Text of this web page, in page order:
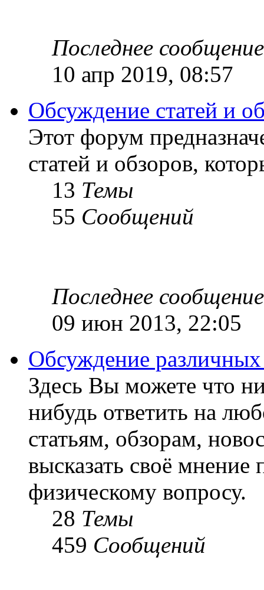
Последнее сообщение
10 апр 2019, 08:57
Обсуждение статей и
Этот форум
статей и обзоров,
13 Темы
55 Сообщений
Последнее сообщение
09 июн 2013, 22:05
Обсуждение
Здесь Вы можете что
нибудь ответить на
статьям, обзорам,
высказать своё
физическому вопросу.
28 Темы
459 Сообщений